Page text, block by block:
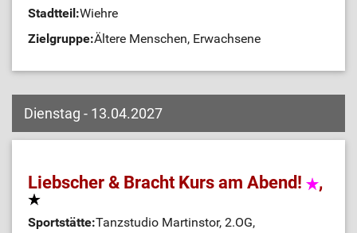
Stadtteil:Wiehre
Zielgruppe:Ältere Menschen, Erwachsene
Dienstag - 13.04.2027
Liebscher & Bracht Kurs am Abend! ,
Sportstätte:Tanzstudio Martinstor, 2.OG,